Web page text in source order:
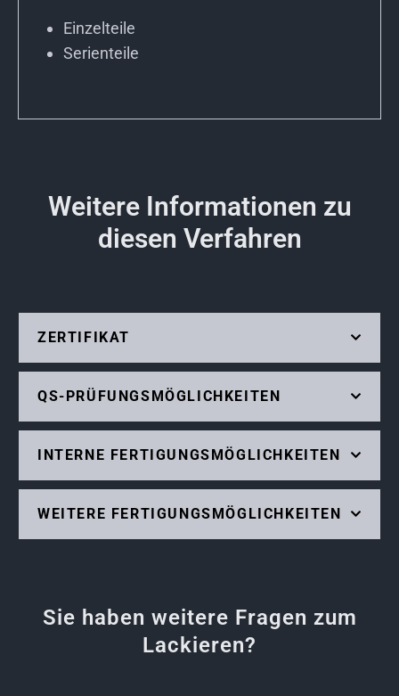
Einzelteile
Serienteile
Weitere Informationen zu
diesen Verfahren
ZERTIFIKAT
QS-PRÜFUNGSMÖGLICHKEITEN
INTERNE FERTIGUNGSMÖGLICHKEITEN
WEITERE FERTIGUNGSMÖGLICHKEITEN
Sie haben weitere Fragen zum
Lackieren?